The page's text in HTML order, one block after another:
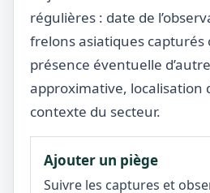
régulières : date de
frelons asiatiques capturés
présence éventuelle
approximative, localisation
contexte du secteur.
Ajouter un piège
Suivre les captures et